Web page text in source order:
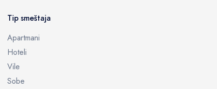
Tip smeštaja
Apartmani
Hoteli
Vile
Sobe